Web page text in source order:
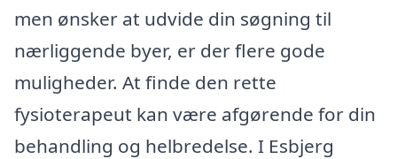
men ønsker at udvide din søgning til
nærliggende byer, er der flere gode
muligheder. At finde den rette
fysioterapeut kan være afgørende for din
behandling og helbredelse. I Esbjerg